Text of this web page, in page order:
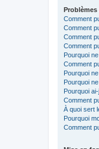
Comment
Comment
Comment
Comment
Pourquoi
Comment
Pourquoi
Pourquoi
Pourquoi
Comment
À quoi sert
Pourquoi
Comment